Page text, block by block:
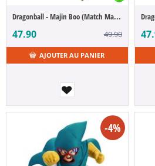
Dragonball - Majin Boo (Match Makers)
47.90 49.90
AJOUTER AU PANIER
-4%